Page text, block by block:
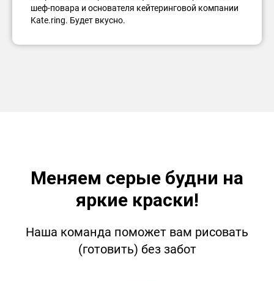
шеф-повара и основателя кейтеринговой компании
Kate.ring. Будет вкусно.
Меняем серые будни на
яркие краски!
Наша команда поможет вам рисовать
(готовить) без забот